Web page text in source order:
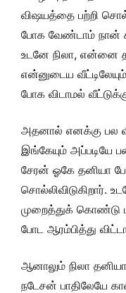
விஷயத்தை பற்றி
போக வேண்டாம் நான்
உடனே நிலா, என்னை
என்னுடைய
போக விடாமல்
அதனால் எனக்கு பல
இங்கேயும்
சேரன் ஓகே தனியா
சொல்லிவிடுகிறார்.
முறைத்துக் கொண்டு
போட ஆரம்பித்து
ஆனாலும் நிலா
நடேசன் பாதிலேயே